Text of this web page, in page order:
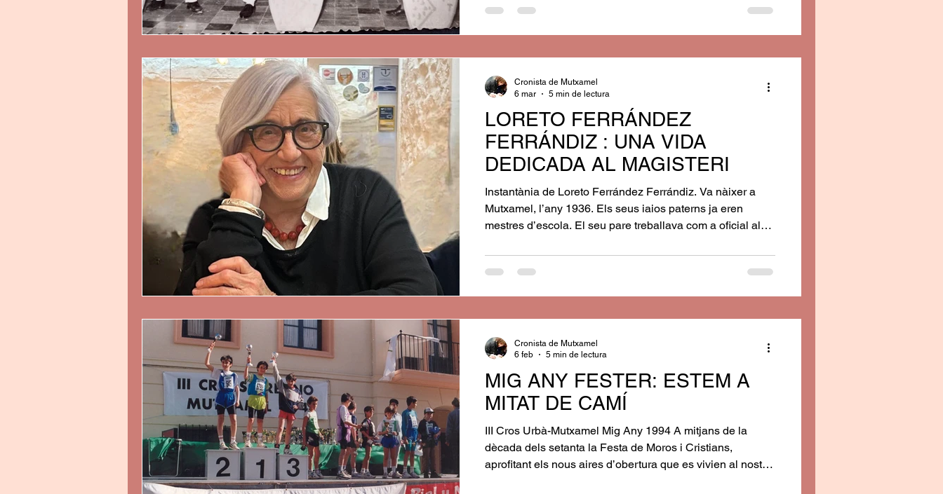
majors els dien mig en broma si sou un asguit. Més tard
LORETO FERRÁNDEZ
FERRÁNDIZ : UNA VIDA
DEDICADA AL MAGISTERI
Instantània de Loreto Ferrández Ferrándiz. Va nàixer a
Mutxamel, l’any 1936. Els seus iaios paterns ja eren
mestres d’escola. El seu pare treballava com a oficial al
començar els seus estudis al col·legi El Salvador, tenint
com a primera mestra a Paquita Boronat, que era
Cronista de Mutxamel
6 mar
5 min de lectura
MIG ANY FESTER: ESTEM A
MITAT DE CAMÍ
III Cros Urbà-Mutxamel Mig Any 1994 A mitjans de la
dècada dels setanta la Festa de Moros i Cristians,
aprofitant els nous aires d’obertura que es vivien al nostre
Cronista de Mutxamel
6 feb
5 min de lectura